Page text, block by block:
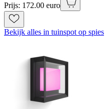
Prijs: 172.00 euro
Bekijk alles in tuinspot op spies